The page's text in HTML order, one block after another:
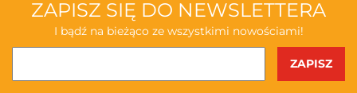
ABAKUS
ZAPISZ SIĘ DO NEWSLETTERA
I bądź na bieżąco ze wszystkimi nowościami!